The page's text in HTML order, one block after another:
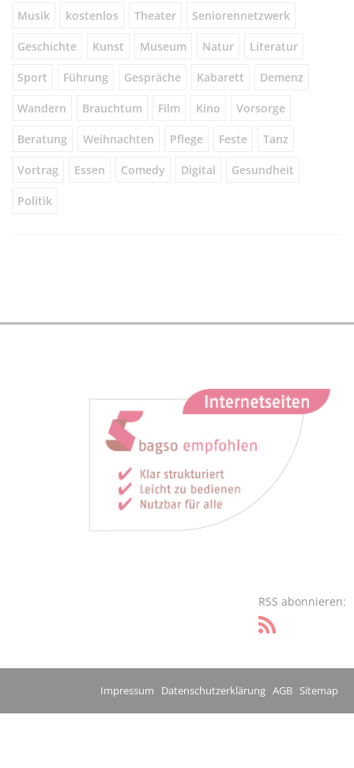
Musik kostenlos Theater Seniorennetzwerk
Geschichte Kunst Museum Natur Literatur
Sport Führung Gespräche Kabarett Demenz
Wandern Brauchtum Film Kino Vorsorge
Beratung Weihnachten Pflege Feste Tanz
Vortrag Essen Comedy Digital Gesundheit
Politik
RSS abonnieren:
Impressum Datenschutzerklärung AGB Sitemap